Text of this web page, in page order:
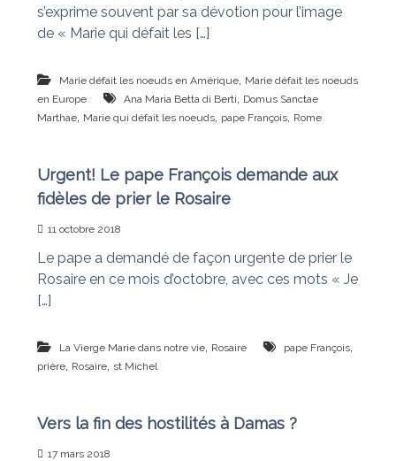
s’exprime souvent par sa dévotion pour l’image
de « Marie qui défait les […]
Marie défait les noeuds en Amérique, Marie défait les noeuds
en Europe
Ana Maria Betta di Berti
Domus Sanctae
Marthae, Marie qui défait les noeuds, pape François, Rome
Urgent! Le pape François demande aux
fidèles de prier le Rosaire
11 octobre 2018
Le pape a demandé de façon urgente de prier le
Rosaire en ce mois d’octobre, avec ces mots « Je
[…]
La Vierge Marie dans notre vie, Rosaire pape François,
prière, Rosaire, st Michel
Vers la fin des hostilités à Damas ?
17 mars 2018